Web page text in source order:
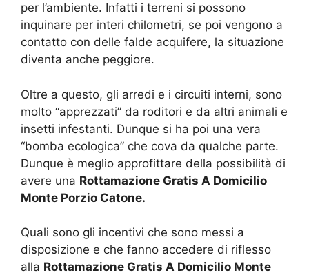
per l’ambiente. Infatti i terreni si possono
inquinare per interi chilometri, se poi vengono a
contatto con delle falde acquifere, la situazione
diventa anche peggiore.
Oltre a questo, gli arredi e i circuiti interni, sono
molto “apprezzati” da roditori e da altri animali e
insetti infestanti. Dunque si ha poi una vera
“bomba ecologica” che cova da qualche parte.
Dunque è meglio approfittare della possibilità di
avere una Rottamazione Gratis A Domicilio
Monte Porzio Catone.
Quali sono gli incentivi che sono messi a
disposizione e che fanno accedere di riflesso
alla Rottamazione Gratis A Domicilio Monte